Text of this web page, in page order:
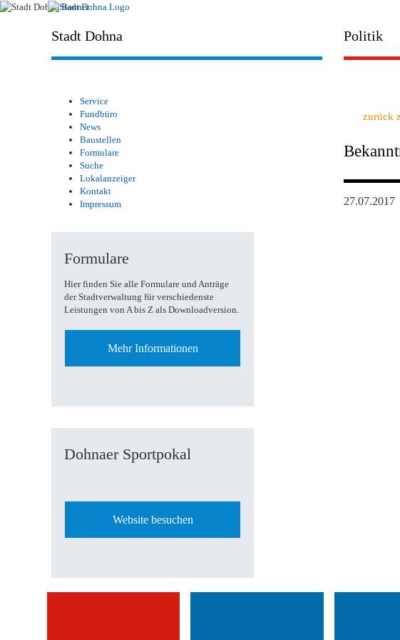
Stadt Dohna Politik
Service
Fundbüro
News
Baustellen
Formulare
Suche
Lokalanzeiger
Kontakt
Impressum
Formulare
Hier finden Sie alle Formulare und Anträge
der Stadtverwaltung für verschiedenste
Leistungen von A bis Z als Downloadversion.
Mehr Informationen
Dohnaer Sportpokal
Website besuchen
zurück
27.07.2017